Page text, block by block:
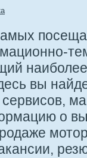
вы
о